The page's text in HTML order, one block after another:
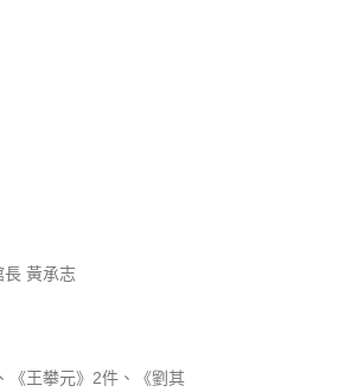
長 黃承志
《王攀元》2件、《劉其